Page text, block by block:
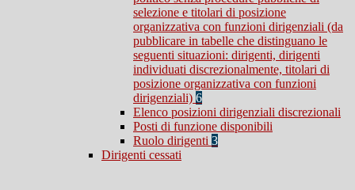
selezione e titolari di posizione
organizzativa con funzioni dirigenziali (da
pubblicare in tabelle che distinguano le
seguenti situazioni: dirigenti, dirigenti
individuati discrezionalmente, titolari di
posizione organizzativa con funzioni
dirigenziali) 6
Elenco posizioni dirigenziali discrezionali
Posti di funzione disponibili
Ruolo dirigenti 3
Dirigenti cessati